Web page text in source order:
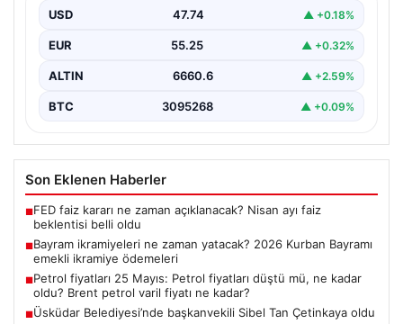
USD 47.74 ▲ +0.18%
EUR 55.25 ▲ +0.32%
ALTIN 6660.6 ▲ +2.59%
BTC 3095268 ▲ +0.09%
Son Eklenen Haberler
■FED faiz kararı ne zaman açıklanacak? Nisan ayı faiz
beklentisi belli oldu
■Bayram ikramiyeleri ne zaman yatacak? 2026 Kurban Bayramı
emekli ikramiye ödemeleri
■Petrol fiyatları 25 Mayıs: Petrol fiyatları düştü mü, ne kadar
oldu? Brent petrol varil fiyatı ne kadar?
■Üsküdar Belediyesi’nde başkanvekili Sibel Tan Çetinkaya oldu